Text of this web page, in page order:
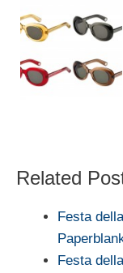
Related
Festa
Festa